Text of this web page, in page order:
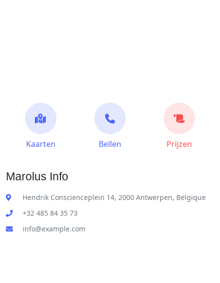
Kaarten Bellen Prijzen
Marolus Info
Hendrik Conscienceplein 14, 2000 Antwerpen, Belgique
+32 485 84 35 73
info@example.com